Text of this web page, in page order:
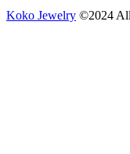
Koko Jewelry ©2024 All